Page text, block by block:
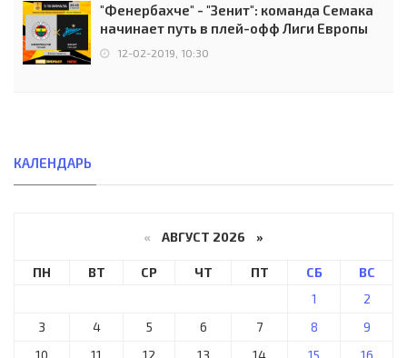
"Фенербахче" - "Зенит": команда Семака
начинает путь в плей-офф Лиги Европы
12-02-2019, 10:30
КАЛЕНДАРЬ
« АВГУСТ 2026 »
ПН ВТ СР ЧТ ПТ СБ
ВС
1
2
3
4 5 6 7 8
9
10
11 12 13 14 15
16